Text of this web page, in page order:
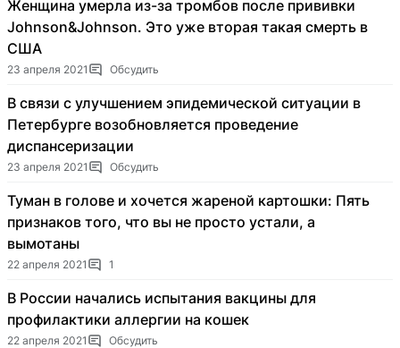
Женщина умерла из-за тромбов после прививки
Johnson&Johnson. Это уже вторая такая смерть в
США
23 апреля 2021 Обсудить
В связи с улучшением эпидемической ситуации в
Петербурге возобновляется проведение
диспансеризации
23 апреля 2021 Обсудить
Туман в голове и хочется жареной картошки: Пять
признаков того, что вы не просто устали, а
вымотаны
22 апреля 2021 1
В России начались испытания вакцины для
профилактики аллергии на кошек
22 апреля 2021 Обсудить